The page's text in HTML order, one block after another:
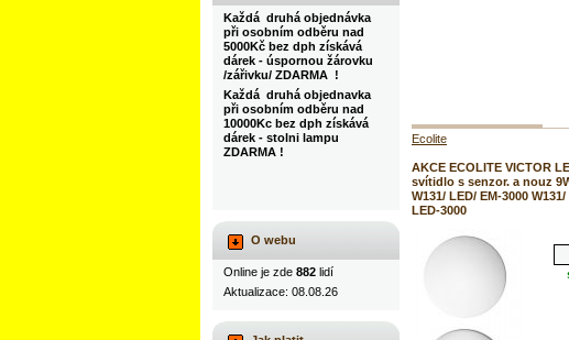
Ecolite
AKCE ECOLITE VICTOR
svítidlo s senzor. a nouz
W131/ LED/ EM-3000 W131/
LED-3000
Každá druhá objednávka
při osobním odběru nad
5000Kč bez dph získává
dárek - úspornou žárovku
/zářivku/ ZDARMA !
Každá druhá objednavka
při osobním odběru nad
10000Kc bez dph získává
dárek - stolni lampu
ZDARMA !
O webu
Online je zde 882 lidí
Aktualizace: 08.08.26